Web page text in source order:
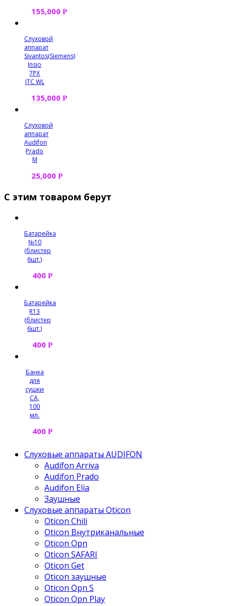
155,000 Р
Слуховой
аппарат
Sivantos(Siemens)
Insio
7PX
ITC WL
135,000 Р
Слуховой
аппарат
Audifon
Prado
M
25,000 Р
С этим товаром берут
Батарейка
№10
(блистер
6шт.)
400 Р
Батарейка
R13
(блистер
6шт.)
400 Р
Банка
для
сушки
СА,
100
мл.
400 Р
Слуховые аппараты AUDIFON
Audifon Arriva
Audifon Prado
Audifon Elia
Заушные
Слуховые аппараты Oticon
Oticon Chili
Oticon Внутриканальные
Oticon Opn
Oticon SAFARI
Oticon Get
Oticon заушные
Oticon Opn S
Oticon Opn Play